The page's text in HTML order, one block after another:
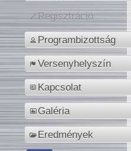
Regisztráció
Programbizottság
Versenyhelyszín
Kapcsolat
Galéria
Eredmények